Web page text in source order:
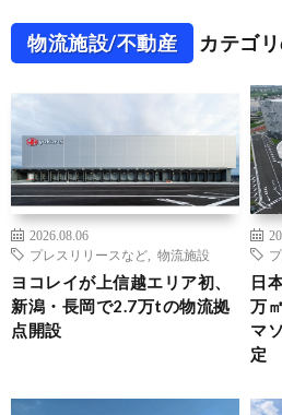
物流施設/不動産 カテゴ
2026.08.06
プレスリリースなど
物流施設
ヨコレイが上信越エリア初、
新潟・長岡で2.7万tの物流拠
点開設
日
万
マ
定